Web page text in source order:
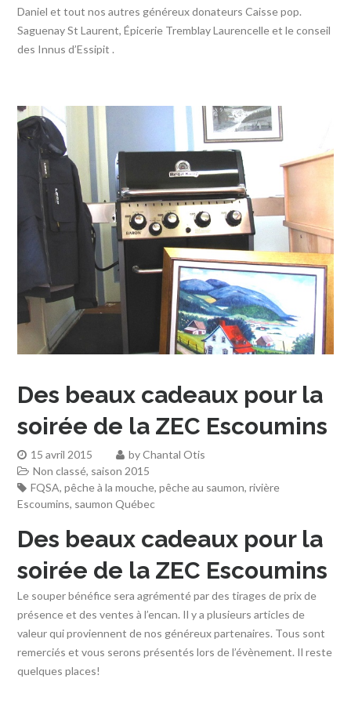
Daniel et tout nos autres généreux donateurs Caisse pop.
Saguenay St Laurent, Épicerie Tremblay Laurencelle et le conseil
des Innus d’Essipit .
Des beaux cadeaux pour la
soirée de la ZEC Escoumins
15 avril 2015 byChantal Otis
Non classé, saison 2015
FQSA,pêche à la mouche,pêche au saumon,rivière
Escoumins, saumon Québec
Des beaux cadeaux pour la
soirée de la ZEC Escoumins
Le souper bénéfice sera agrémenté par des tirages de prix de
présence et des ventes à l’encan. Il y a plusieurs articles de
valeur qui proviennent de nos généreux partenaires. Tous sont
remerciés et vous serons présentés lors de l’évènement. Il reste
quelques places!